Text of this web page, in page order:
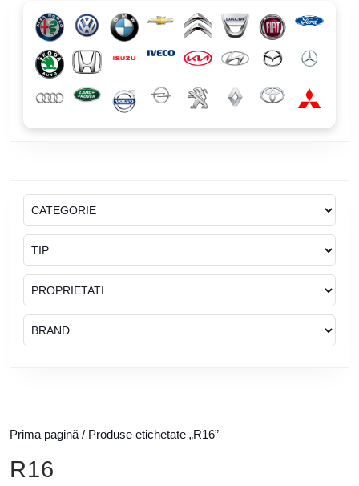
Prima pagină / Produse etichetate „R16”
R16